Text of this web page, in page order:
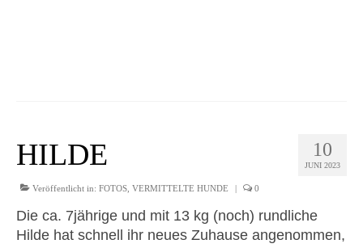
10
JUNI 2023
HILDE
Veröffentlicht in: FOTOS VERMITTELTE HUNDE | 0
Die ca. 7jährige und mit 13 kg (noch) rundliche
Hilde hat schnell ihr neues Zuhause angenommen,